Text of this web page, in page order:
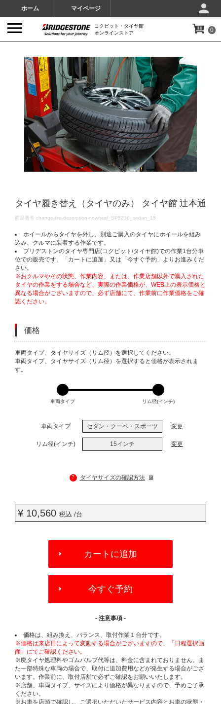
ホーム マイページ
コクピット・タイヤ館
オンラインストア
0
タイヤ履き替え（タイヤのみ） タイヤ館 辻本通
DETAILS
商品番号 change-tire-desorption-nowheel_SP5238_sedan_15
ホイールからタイヤを外し、別途ご購入のタイヤにホイールを組み
込み、クルマに装着する作業です。
ブリヂストンのタイヤ専門店(コクピット/タイヤ館)での作業1台分単
位での販売です。「カートに追加」又は「今すぐ予約」よりお進みくだ
さい。
※おクルマやその状態、作業内容、または、作業店舗以外で購入された
タイヤの作業をする場合など、実際の作業価格が、WEB上の表示価格と
異なる場合がございますので、必ず店舗にて、作業前に作業価格をご確
認ください。
価格
VARIATIONS
車両タイプ、タイヤサイズ（リム径）を選択してください。
車両タイプ、タイヤサイズ（リム径）を選択すると価格が表示されま
す。
車両タイプ リム径(インチ)
車両タイプ セダン・クーペ・スポーツ 変更
リム径(インチ) 15インチ 変更
? タイヤサイズの確認方法
¥ 10,560 税込 /台
OPTIONS
カートに追加
今すぐ予約
- 注意事項 -
価格は、組み換え、バランス、取付作業１台分です。
※価格は来店日によって変動する場合がございますので、「日程選択画
面」にてご確認ください。
※廃タイヤ処理料やゴムバルブ代等は、料金に含まれておりません。ま
た一部特殊な車両の場合で、取付に追加費用などが発生する場合がござ
います。作業前に、取付店舗で必ずご確認をお願いいたします。
※店舗、車両タイプ、サイズにより価格が異なりますので、予めご了承
ください。
※お車を店頭で確認し、ご選択いただいたサービス内容とお車の状態・